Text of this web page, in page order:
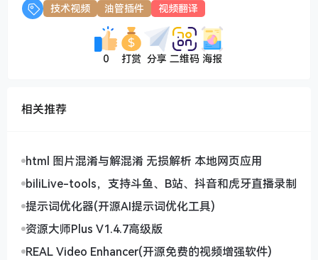
技术视频 油管插件 视频翻译
0 打赏 分享 二维码 海报
相关推荐
html 图片混淆与解混淆 无损解析 本地网页应用
biliLive-tools，支持斗鱼、B站、抖音和虎牙直播录制
提示词优化器(开源AI提示词优化工具)
资源大师Plus V1.4.7高级版
REAL Video Enhancer(开源免费的视频增强软件)